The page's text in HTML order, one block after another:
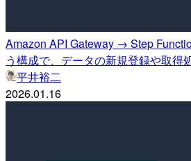
Amazon API Gateway → Step
う構成で、データの新規登録や取得
平井裕二
2026.01.16